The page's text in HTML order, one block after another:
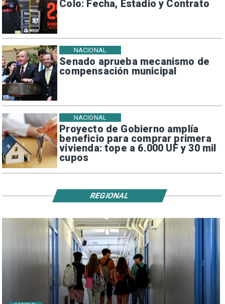
Colo: Fecha, Estadio y Contrato
Senado aprueba mecanismo de
compensación municipal
NACIONAL
Proyecto de Gobierno amplía
beneficio para comprar primera
vivienda: tope a 6.000 UF y 30 mil
cupos
NACIONAL
REGIONAL